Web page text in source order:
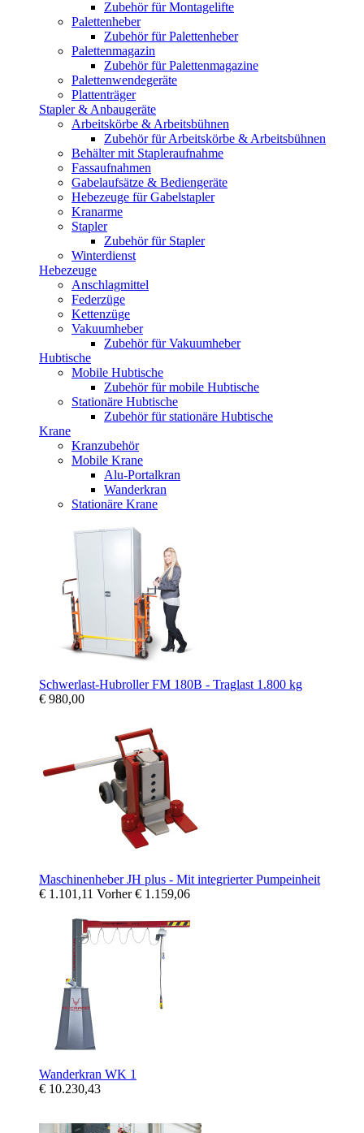
Zubehör für Montagelifte
Palettenheber
Zubehör für Palettenheber
Palettenmagazin
Zubehör für Palettenmagazine
Palettenwendegeräte
Plattenträger
Stapler & Anbaugeräte
Arbeitskörbe & Arbeitsbühnen
Zubehör für Arbeitskörbe & Arbeitsbühnen
Behälter mit Stapleraufnahme
Fassaufnahmen
Gabelaufsätze & Bediengeräte
Hebezeuge für Gabelstapler
Kranarme
Stapler
Zubehör für Stapler
Winterdienst
Hebezeuge
Anschlagmittel
Federzüge
Kettenzüge
Vakuumheber
Zubehör für Vakuumheber
Hubtische
Mobile Hubtische
Zubehör für mobile Hubtische
Stationäre Hubtische
Zubehör für stationäre Hubtische
Krane
Kranzubehör
Mobile Krane
Alu-Portalkran
Wanderkran
Stationäre Krane
Schwerlast-Hubroller FM 180B - Traglast 1.800 kg
€ 980,00
Maschinenheber JH plus - Mit integrierter Pumpeinheit
€ 1.101,11 Vorher€ 1.159,06
Wanderkran WK 1
€ 10.230,43